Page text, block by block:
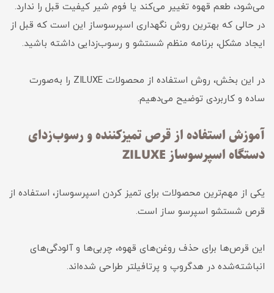
می‌شود، طعم قهوه تغییر می‌کند یا فوم شیر کیفیت قبل را ندارد.
در حالی که بهترین روش نگهداری اسپرسوساز این است که قبل از
ایجاد مشکل، برنامه منظم شستشو و رسوب‌زدایی داشته باشید.
در این بخش، روش استفاده از محصولات ZILUXE را به‌صورت
ساده و کاربردی توضیح می‌دهیم.
آموزش استفاده از قرص تمیزکننده و رسوب‌زدای
دستگاه اسپرسوساز ZILUXE
یکی از مهم‌ترین محصولات برای تمیز کردن اسپرسوساز، استفاده از
قرص شستشو اسپرسو ساز است.
این قرص‌ها برای حذف روغن‌های قهوه، چربی‌ها و آلودگی‌های
انباشته‌شده در هدگروپ و پرتافیلتر طراحی شده‌اند.